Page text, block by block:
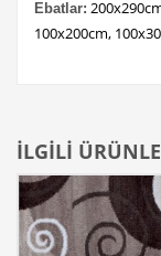
Ebatlar:
100x200cm,
İLGILI